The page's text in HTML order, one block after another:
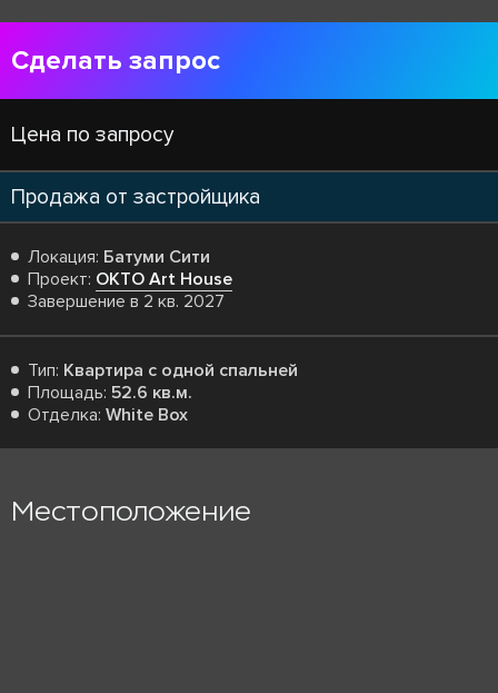
Сделать запрос
Цена по запросу
Продажа от застройщика
Локация: Батуми Сити
Проект: OKTO Art House
Завершение в 2 кв. 2027
Тип: Квартира с одной спальней
Площадь: 52.6 кв.м.
Отделка: White Box
Местоположение